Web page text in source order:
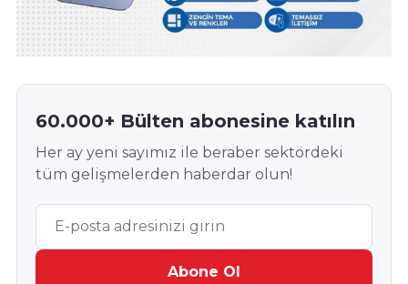
60.000+ Bülten abonesine katılın
Her ay yeni sayımız ile beraber sektördeki
tüm gelişmelerden haberdar olun!
Abone Ol